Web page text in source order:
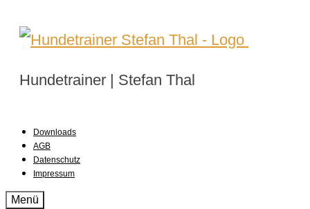
Hundetrainer | Stefan Thal
Downloads
AGB
Datenschutz
Impressum
Menü